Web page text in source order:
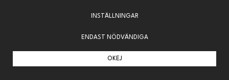
329 kr 389 kr
INSTÄLLNINGAR
ENDAST NÖDVÄNDIGA
OKEJ